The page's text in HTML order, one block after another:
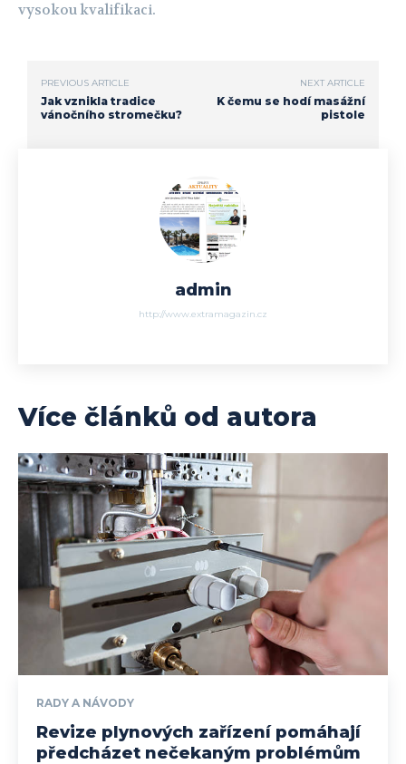
vysokou kvalifikaci.
PREVIOUS ARTICLE
Jak vznikla tradice
vánočního stromečku?
NEXT ARTICLE
K čemu se hodí masážní
pistole
admin
http://www.extramagazin.cz
Více článků od autora
RADY A NÁVODY
Revize plynových zařízení pomáhají
předcházet nečekaným problémům